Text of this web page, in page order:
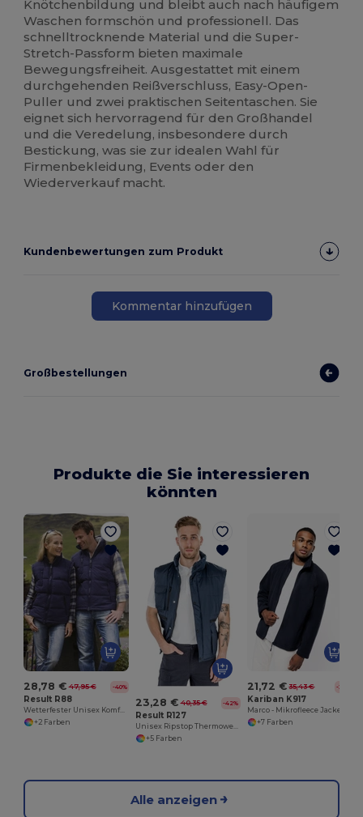
Knötchenbildung und bleibt auch nach häufigem
Waschen formschön und professionell. Das
schnelltrocknende Material und die Super-
Stretch-Passform bieten maximale
Bewegungsfreiheit. Ausgestattet mit einem
durchgehenden Reißverschluss, Easy-Open-
Puller und zwei praktischen Seitentaschen. Sie
eignet sich hervorragend für den Großhandel
und die Veredelung, insbesondere durch
Bestickung, was sie zur idealen Wahl für
Firmenbekleidung, Events oder den
Wiederverkauf macht.
Kundenbewertungen zum Produkt
Kommentar hinzufügen
Großbestellungen
Produkte die Sie interessieren
könnten
28,78 € 47,95 € -40%
Result R88
Wetterfester Unisex Komfort-Bodywarmer
+2 Farben
23,28 € 40,35 € -42%
Result R127
Unisex Ripstop Thermoweste mit Taschenvielfalt
+5 Farben
21,72 € 35,43 € -39%
Kariban K917
Marco - Mikrofleece Jacke
+7 Farben
Alle anzeigen